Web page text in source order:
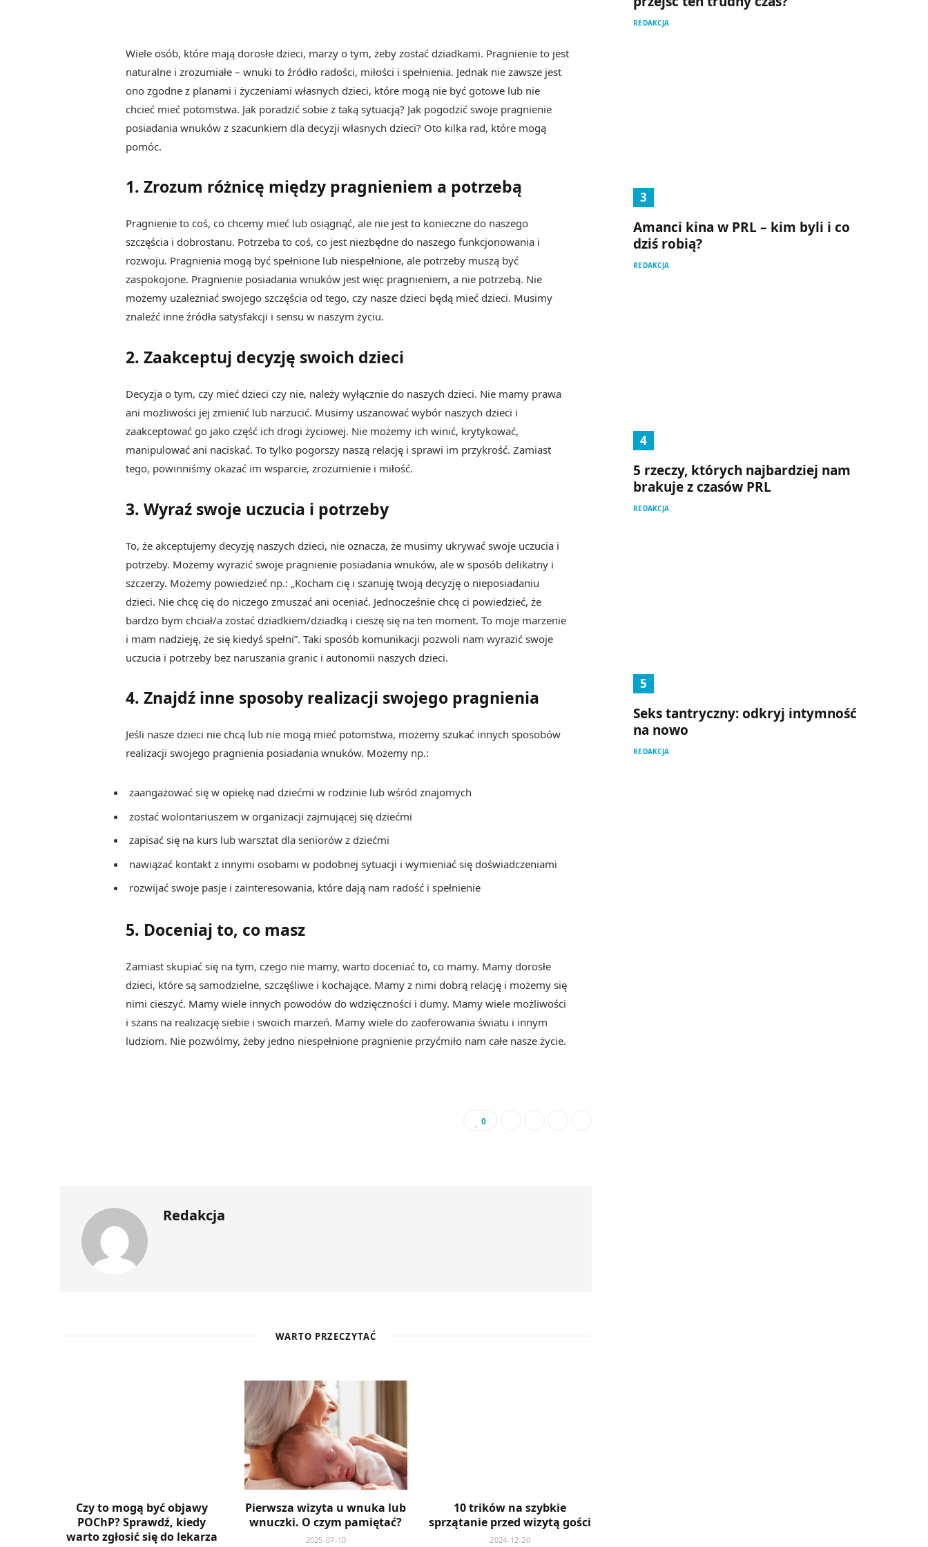
Wiele osób, które mają dorosłe dzieci, marzy o tym, żeby zostać dziadkami. Pragnienie to jest
naturalne i zrozumiałe – wnuki to źródło radości, miłości i spełnienia. Jednak nie zawsze jest
ono zgodne z planami i życzeniami własnych dzieci, które mogą nie być gotowe lub nie
chcieć mieć potomstwa. Jak poradzić sobie z taką sytuacją? Jak pogodzić swoje pragnienie
posiadania wnuków z szacunkiem dla decyzji własnych dzieci? Oto kilka rad, które mogą
pomóc.
1. Zrozum różnicę między pragnieniem a potrzebą
Pragnienie to coś, co chcemy mieć lub osiągnąć, ale nie jest to konieczne do naszego
szczęścia i dobrostanu. Potrzeba to coś, co jest niezbędne do naszego funkcjonowania i
rozwoju. Pragnienia mogą być spełnione lub niespełnione, ale potrzeby muszą być
zaspokojone. Pragnienie posiadania wnuków jest więc pragnieniem, a nie potrzebą. Nie
możemy uzależniać swojego szczęścia od tego, czy nasze dzieci będą mieć dzieci. Musimy
znaleźć inne źródła satysfakcji i sensu w naszym życiu.
2. Zaakceptuj decyzję swoich dzieci
Decyzja o tym, czy mieć dzieci czy nie, należy wyłącznie do naszych dzieci. Nie mamy prawa
ani możliwości jej zmienić lub narzucić. Musimy uszanować wybór naszych dzieci i
zaakceptować go jako część ich drogi życiowej. Nie możemy ich winić, krytykować,
manipulować ani naciskać. To tylko pogorszy naszą relację i sprawi im przykrość. Zamiast
tego, powinniśmy okazać im wsparcie, zrozumienie i miłość.
3. Wyraź swoje uczucia i potrzeby
To, że akceptujemy decyzję naszych dzieci, nie oznacza, że musimy ukrywać swoje uczucia i
potrzeby. Możemy wyrazić swoje pragnienie posiadania wnuków, ale w sposób delikatny i
szczerzy. Możemy powiedzieć np.: „Kocham cię i szanuję twoją decyzję o nieposiadaniu
dzieci. Nie chcę cię do niczego zmuszać ani oceniać. Jednocześnie chcę ci powiedzieć, że
bardzo bym chciał/a zostać dziadkiem/dziadką i cieszę się na ten moment. To moje marzenie
i mam nadzieję, że się kiedyś spełni”. Taki sposób komunikacji pozwoli nam wyrazić swoje
uczucia i potrzeby bez naruszania granic i autonomii naszych dzieci.
4. Znajdź inne sposoby realizacji swojego pragnienia
Jeśli nasze dzieci nie chcą lub nie mogą mieć potomstwa, możemy szukać innych sposobów
realizacji swojego pragnienia posiadania wnuków. Możemy np.:
zaangażować się w opiekę nad dziećmi w rodzinie lub wśród znajomych
zostać wolontariuszem w organizacji zajmującej się dziećmi
zapisać się na kurs lub warsztat dla seniorów z dziećmi
nawiązać kontakt z innymi osobami w podobnej sytuacji i wymieniać się doświadczeniami
rozwijać swoje pasje i zainteresowania, które dają nam radość i spełnienie
5. Doceniaj to, co masz
Zamiast skupiać się na tym, czego nie mamy, warto doceniać to, co mamy. Mamy dorosłe
dzieci, które są samodzielne, szczęśliwe i kochające. Mamy z nimi dobrą relację i możemy się
nimi cieszyć. Mamy wiele innych powodów do wdzięczności i dumy. Mamy wiele możliwości
i szans na realizację siebie i swoich marzeń. Mamy wiele do zaoferowania światu i innym
ludziom. Nie pozwólmy, żeby jedno niespełnione pragnienie przyćmiło nam całe nasze życie.
0
Redakcja
WARTO PRZECZYTAĆ
Czy to mogą być objawy
POChP? Sprawdź, kiedy
warto zgłosić się do lekarza
Pierwsza wizyta u wnuka lub
wnuczki. O czym pamiętać?
2025-07-10
10 trików na szybkie
sprzątanie przed wizytą gości
2024-12-20
REDAKCJA
Amanci kina w PRL – kim byli i co
dziś robią?
REDAKCJA
5 rzeczy, których najbardziej nam
brakuje z czasów PRL
REDAKCJA
Seks tantryczny: odkryj intymność
na nowo
REDAKCJA